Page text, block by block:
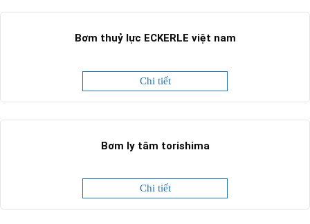
Bơm thuỷ lực ECKERLE việt nam
Chi tiết
Bơm ly tâm torishima
Chi tiết